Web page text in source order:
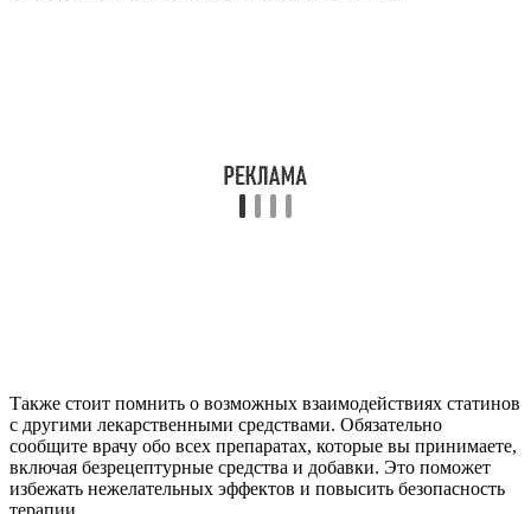
Также стоит помнить о возможных взаимодействиях статинов
с другими лекарственными средствами. Обязательно
сообщите врачу обо всех препаратах, которые вы принимаете,
включая безрецептурные средства и добавки. Это поможет
избежать нежелательных эффектов и повысить безопасность
терапии.